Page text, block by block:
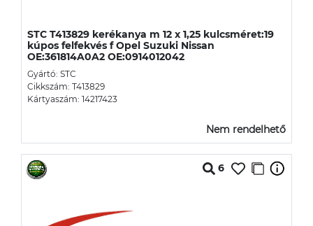
STC T413829 kerékanya m 12 x 1,25 kulcsméret:19
kúpos felfekvés f Opel Suzuki Nissan
OE:361814A0A2 OE:0914012042
Gyártó: STC
Cikkszám: T413829
Kártyaszám: 14217423
Nem rendelhető
6